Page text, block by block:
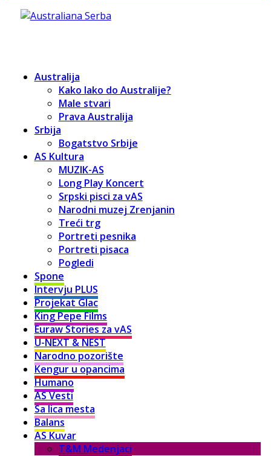
Australija
Kako lako do Australije?
Male stvari
Prava Australija
Srbija
Bogatstvo Srbije
AS Kultura
MUZIK-AS
Long Play Koncert
Srpski pisci za vAS
Narodni muzej Zrenjanin
Treći trg
Portreti pesnika
Portreti pisaca
Pogledi
Spone
Intervju PLUS
Projekat Glac
King Pepe Films
Euraw Stories za vAS
U-NEXT & NEST
Narodno pozorište
Kengur u opancima
Humano
AS Vesti
Sa lica mesta
Balans
AS Kuvar
T&M Medenjaci